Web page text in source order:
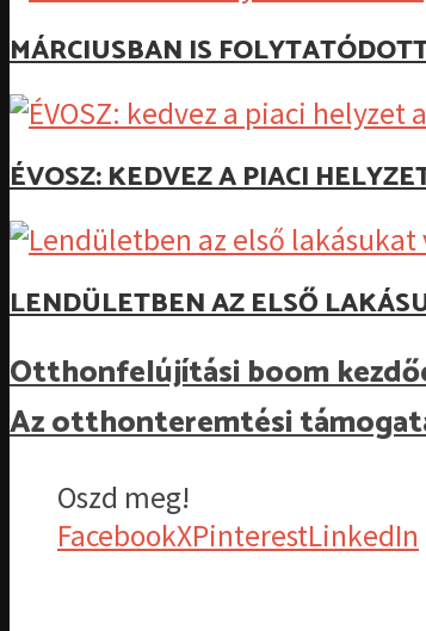
MÁRCIUSBAN IS
ÉVOSZ: KEDVEZ A PIACI
LENDÜLETBEN AZ ELSŐ
Otthonfelújítási boom
Az otthonteremtési
Oszd meg!
FacebookXPinterestLinkedIn